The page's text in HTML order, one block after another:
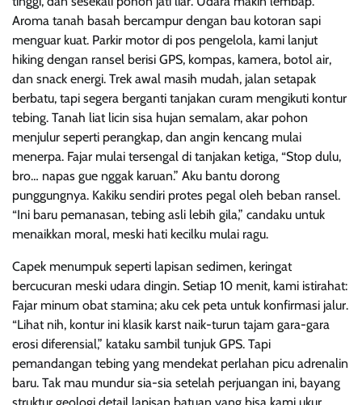
Aroma tanah basah bercampur dengan bau kotoran sapi
menguar kuat. Parkir motor di pos pengelola, kami lanjut
hiking dengan ransel berisi GPS, kompas, kamera, botol air,
dan snack energi. Trek awal masih mudah, jalan setapak
berbatu, tapi segera berganti tanjakan curam mengikuti kontur
tebing. Tanah liat licin sisa hujan semalam, akar pohon
menjulur seperti perangkap, dan angin kencang mulai
menerpa. Fajar mulai tersengal di tanjakan ketiga, “Stop dulu,
bro… napas gue nggak karuan.” Aku bantu dorong
punggungnya. Kakiku sendiri protes pegal oleh beban ransel.
“Ini baru pemanasan, tebing asli lebih gila,” candaku untuk
menaikkan moral, meski hati kecilku mulai ragu.
Capek menumpuk seperti lapisan sedimen, keringat
bercucuran meski udara dingin. Setiap 10 menit, kami istirahat:
Fajar minum obat stamina; aku cek peta untuk konfirmasi jalur.
“Lihat nih, kontur ini klasik karst naik-turun tajam gara-gara
erosi diferensial,” kataku sambil tunjuk GPS. Tapi
pemandangan tebing yang mendekat perlahan picu adrenalin
baru. Tak mau mundur sia-sia setelah perjuangan ini, bayang